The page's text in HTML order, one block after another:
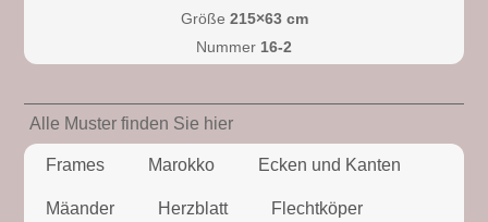
Größe 215×63 cm
Nummer 16-2
Alle Muster finden Sie hier
Frames Marokko Ecken und Kanten
Mäander Herzblatt Flechtköper